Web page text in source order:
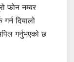
फोन नम्बर
दियालो
गर्नुभएको छ